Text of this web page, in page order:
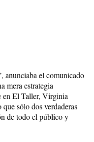
anunciaba el comunicado
mera estrategia
en El Taller, Virginia
sólo dos verdaderas
de todo el público y